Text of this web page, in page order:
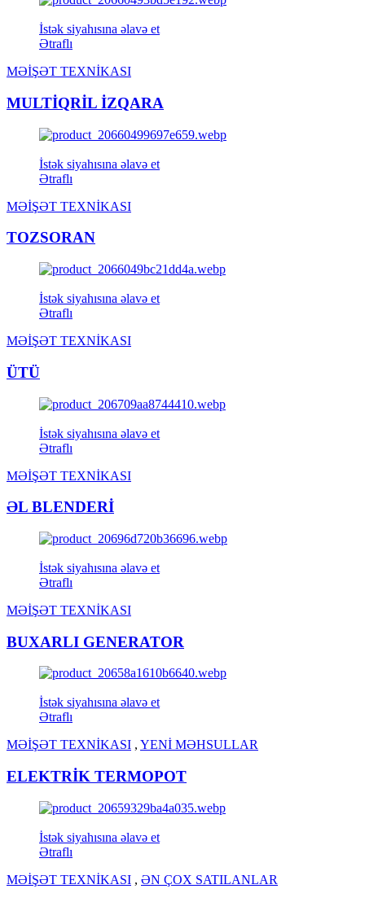
İstək siyahısına əlavə et
Ətraflı
MƏİŞƏT TEXNİKASI
MULTİQRİL İZQARA
İstək siyahısına əlavə et
Ətraflı
MƏİŞƏT TEXNİKASI
TOZSORAN
İstək siyahısına əlavə et
Ətraflı
MƏİŞƏT TEXNİKASI
ÜTÜ
İstək siyahısına əlavə et
Ətraflı
MƏİŞƏT TEXNİKASI
ƏL BLENDERİ
İstək siyahısına əlavə et
Ətraflı
MƏİŞƏT TEXNİKASI
BUXARLI GENERATOR
İstək siyahısına əlavə et
Ətraflı
MƏİŞƏT TEXNİKASI , YENİ MƏHSULLAR
ELEKTRİK TERMOPOT
İstək siyahısına əlavə et
Ətraflı
MƏİŞƏT TEXNİKASI , ƏN ÇOX SATILANLAR